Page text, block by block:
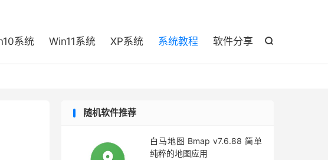

系统 Win11系统 XP系统 系统教程 软件分享
随机软件推荐
白马地图 Bmap v7.6.88 简单
纯粹的地图应用